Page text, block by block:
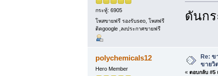
กระทู้: 6905
โพสขายฟรี รองรับseo, โพสฟรี
ติดgoogle ,ลงประกาศขายฟรี
ดันก
polychemicals12
Hero Member
Re: ข
ขายวิ
« ตอบกลับ #5